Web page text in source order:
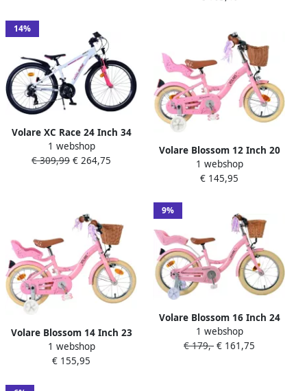
14%
Volare XC Race 24 Inch 34
cm Meisjes 21V V Brakes
Wit Roze
1 webshop
€ 309,99 € 264,75
Volare Blossom 12 Inch 20
cm Meisjes Terugtraprem
Roze
1 webshop
€ 145,95
Volare Blossom 14 Inch 23
cm Meisjes Terugtraprem
Roze
1 webshop
€ 155,95
9%
Volare Blossom 16 Inch 24
cm Meisjes Terugtraprem
Roze
1 webshop
€ 179,- € 161,75